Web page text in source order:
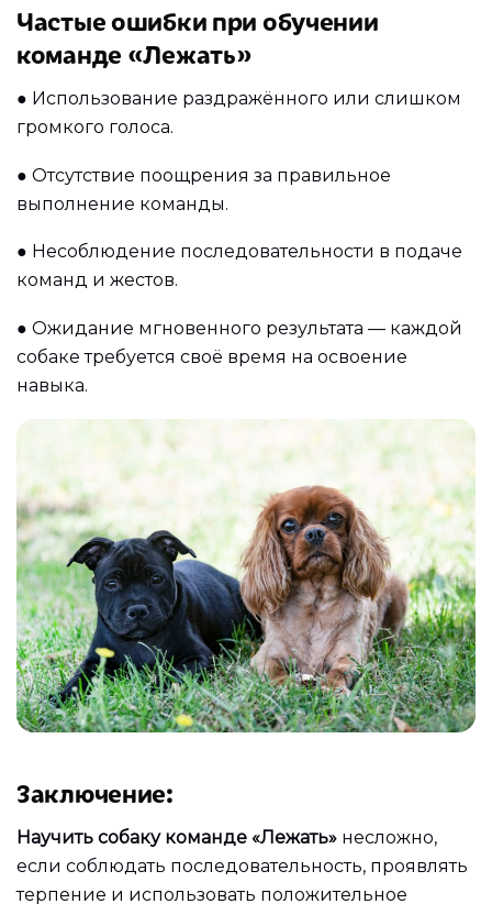
Частые ошибки при обучении
команде «Лежать»
● Использование раздражённого или слишком
громкого голоса.
● Отсутствие поощрения за правильное
выполнение команды.
● Несоблюдение последовательности в подаче
команд и жестов.
● Ожидание мгновенного результата — каждой
собаке требуется своё время на освоение
навыка.
Заключение:
Научить собаку команде «Лежать» несложно,
если соблюдать последовательность, проявлять
терпение и использовать положительное